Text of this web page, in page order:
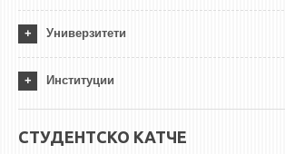
Универзитети
Институции
СТУДЕНТСКО КАТЧЕ